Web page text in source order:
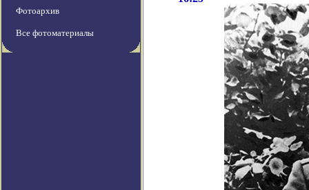
Фотоархив
Все фотоматериалы